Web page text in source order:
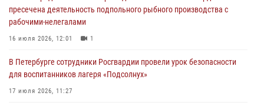
хулигана, стрелявшего из пускового устройства рядом с жилыми
домами
06 августа 2026, 11:36
Сотрудники и военнослужащие Росгвардии обеспечили
правопорядок при проведении матча "Зенит" - "Балтика"
06 августа 2026, 07:30
пресечена деятельность подпольного рыбного производства с
рабочими-нелегалами
16 июля 2026, 12:01 1
В Петербурге сотрудники Росгвардии провели урок безопасности
для воспитанников лагеря «Подсолнух»
17 июля 2026, 11:27